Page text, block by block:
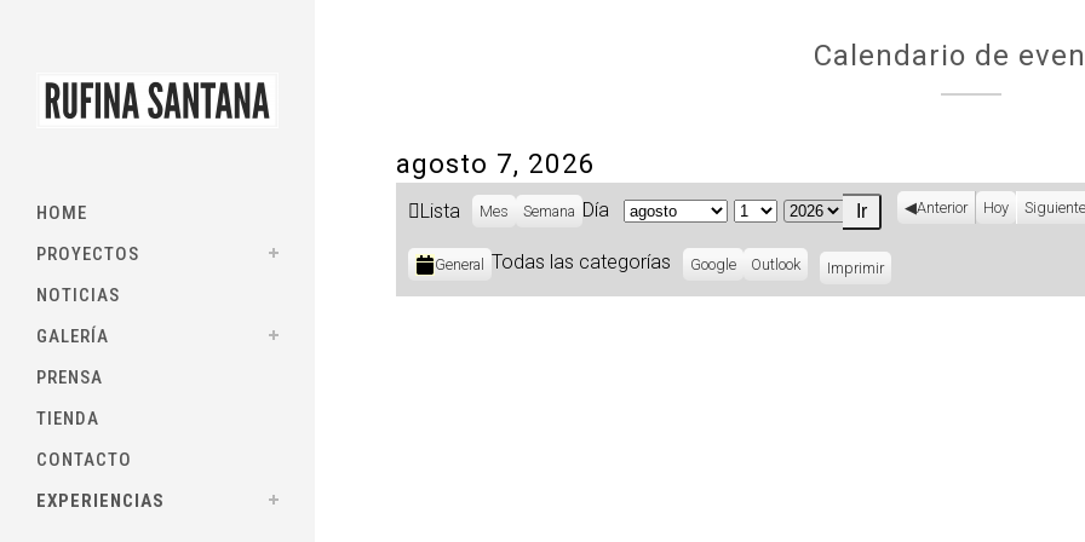
HOME
PROYECTOS
NOTICIAS
GALERÍA
PRENSA
TIENDA
CONTACTO
EXPERIENCIAS
Calendario de
agosto 7, 2026
Ver
Lista Mes Semana Día
Mes
Día
Año
Anterior Hoy Siguiente
Categorías
General Todas las categorías
Subscribe
Google
Subscribe
Outlook ImprimirVistas